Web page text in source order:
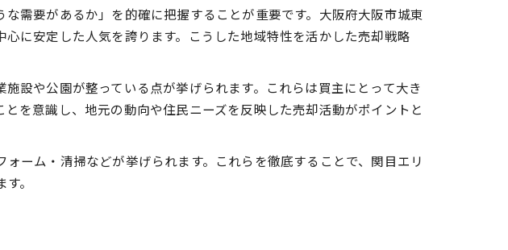
実践知識
却活用法
ーを高める方法
め方
需要があるか」を的確に把握することが重要です。大阪府大阪市城東
に安定した人気を誇ります。こうした地域特性を活かした売却戦略
設や公園が整っている点が挙げられます。これらは買主にとって大き
を意識し、地元の動向や住民ニーズを反映した売却活動がポイントと
ーム・清掃などが挙げられます。これらを徹底することで、関目エリ
。